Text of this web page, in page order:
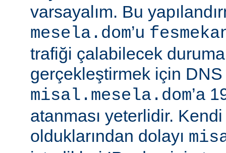
varsayalım. Bu
mesela.dom’u
trafiği çalabilecek
gerçekleştirmek için DNS
misal.mesela.dom’a
atanması yeterlidir.
olduklarından dolayı